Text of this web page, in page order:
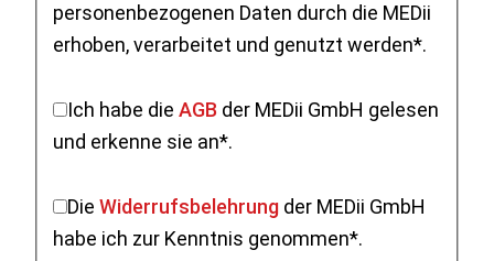
personenbezogenen Daten durch die MEDii
erhoben, verarbeitet und genutzt werden*.
Ich habe die AGB der MEDii GmbH gelesen
und erkenne sie an*.
Die Widerrufsbelehrungder MEDii GmbH
habe ich zur Kenntnis genommen*.